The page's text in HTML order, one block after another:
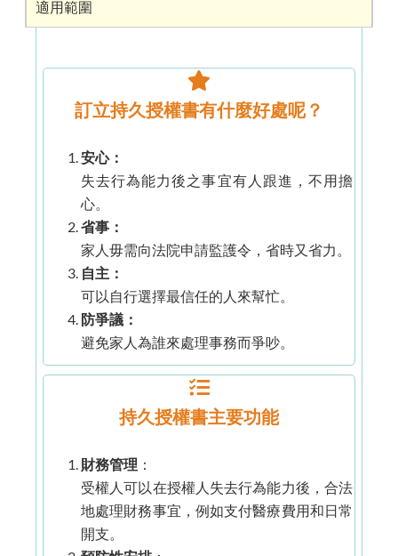
適用範圍
範圍較廣泛，涵蓋各種事務
必須在律師和醫生的見證下簽署，需向高等法院註冊
才能生效
程序較為簡單
撤銷條件
一旦授權人失去精神行為能力，就不能輕易撤銷，除
非經過法院程序。
隨時由授權人撤銷
訂立持久授權書有什麼好處呢？
安心：
失去行為能力後之事宜有人跟進，不用擔
心。
省事：
家人毋需向法院申請監護令，省時又省力。
自主：
可以自行選擇最信任的人來幫忙。
防爭議：
避免家人為誰來處理事務而爭吵。
持久授權書主要功能
財務管理 ：
受權人可以在授權人失去行為能力後，合法
地處理財務事宜，例如支付醫療費用和日常
開支。